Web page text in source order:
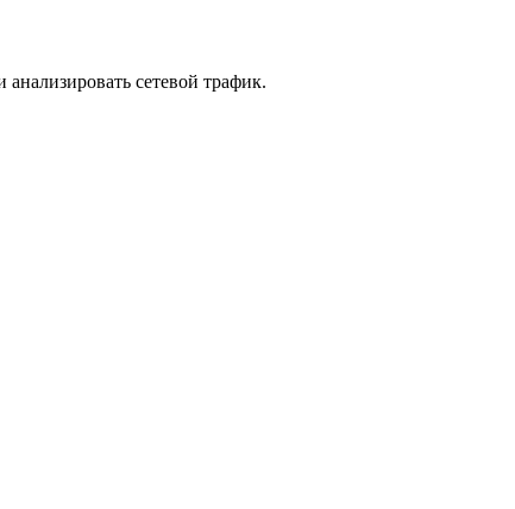
сетевой трафик.